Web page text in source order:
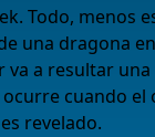
Todo, menos
una dragona
va a resultar
cuando el
revelado.